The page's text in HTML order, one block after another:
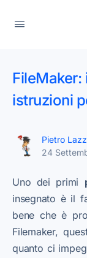
istruzioni
Pietro
24
Uno dei primi
insegnato è il
bene che è
Filemaker,
quanto ci